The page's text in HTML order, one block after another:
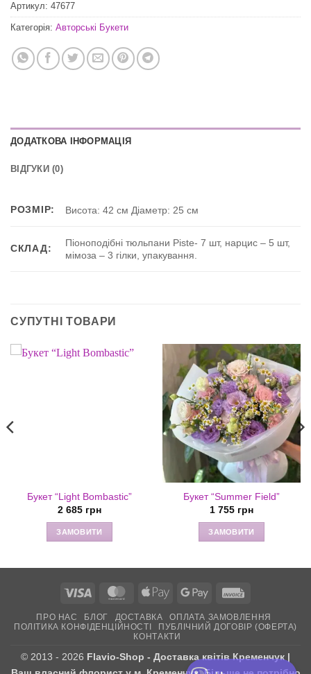
Артикул: 47677
Категорія: Авторські Букети
ДОДАТКОВА ІНФОРМАЦІЯ
ВІДГУКИ (0)
РОЗМІР: Висота: 42 см Діаметр: 25 см
СКЛАД:
Піоноподібні тюльпани Piste- 7 шт, нарцис – 5 шт,
мімоза – 3 гілки, упакування.
СУПУТНІ ТОВАРИ
Букет “Light Bombastic”
2 685 грн
ЗАМОВИТИ
Букет “Summer Field”
1 755 грн
ЗАМОВИТИ
Visa MasterCardApple
Google
ПРО НАС БЛОГ ДОСТАВКА
ОПЛАТА ЗАМОВЛЕННЯ
ПОЛІТИКА КОНФІДЕНЦІЙНОСТІ
ПУБЛІЧНИЙ ДОГОВІР (ОФЕРТА)
КОНТАКТИ
© 2013 - 2026 Flavio-Shop - Доставка квітів Кременчук |